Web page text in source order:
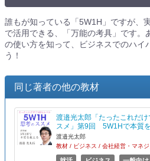
誰もが知っている「5W1H」ですが、
で活用できる、「万能の考具」です。
の使い方を知って、ビジネスでのハイ
う！
同じ著者の他の教材
渡邉光太郎「たったこれだ
スメ」第9回 5W1Hで本質
渡邉光太郎
教材 / ビジネス / 会社経営・マネジ